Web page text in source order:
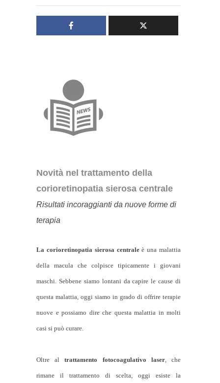
Novità nel trattamento della
corioretinopatia sierosa centrale
Risultati incoraggianti da nuove forme di
terapia
La corioretinopatia sierosa centraleè una malattia
della macula che colpisce tipicamente i giovani
maschi. Sebbene siamo lontani da capire le cause di
questa malattia, oggi siamo in grado di offrire terapie
nuove e possiamo dire che questa malattia in molti
casi si può curare.
Oltre altrattamento fotocoagulativo laser, che
rimane il trattamento di scelta, oggi esiste la